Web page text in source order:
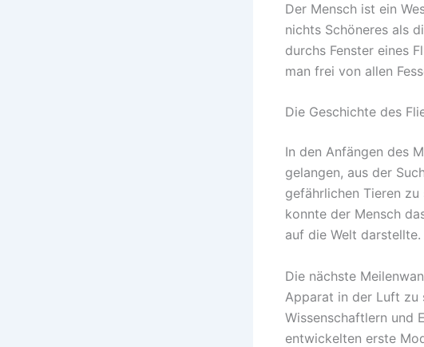
Der Mensch ist ein
nichts Schöneres als
durchs Fenster eines
man frei von allen
Die Geschichte des
In den Anfängen des
gelangen, aus der
gefährlichen Tieren
konnte der Mensch
auf die Welt darstellte.
Die nächste
Apparat in der Luft zu
Wissenschaftlern und
entwickelten erste